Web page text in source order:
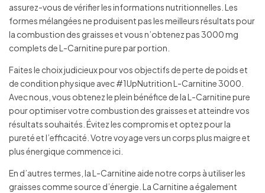
assurez-vous de vérifier les informations nutritionnelles. Les
formes mélangées ne produisent pas les meilleurs résultats pour
la combustion des graisses et vous n’obtenez pas 3000 mg
complets de L-Carnitine pure par portion.
Faites le choix judicieux pour vos objectifs de perte de poids et
de condition physique avec #1UpNutrition L-Carnitine 3000.
Avec nous, vous obtenez le plein bénéfice de la L-Carnitine pure
pour optimiser votre combustion des graisses et atteindre vos
résultats souhaités. Évitez les compromis et optez pour la
pureté et l’efficacité. Votre voyage vers un corps plus maigre et
plus énergique commence ici.
En d’autres termes, la L-Carnitine aide notre corps à utiliser les
graisses comme source d’énergie. La Carnitine a également